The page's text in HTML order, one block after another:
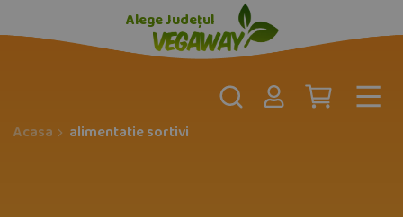
Alege Județul
Acasa alimentatie sortivi